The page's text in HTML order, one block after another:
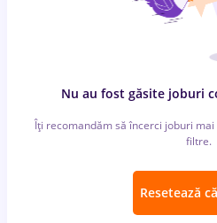
Nu au fost găsite joburi
Îți recomandăm să încerci joburi
filtre.
Resetează